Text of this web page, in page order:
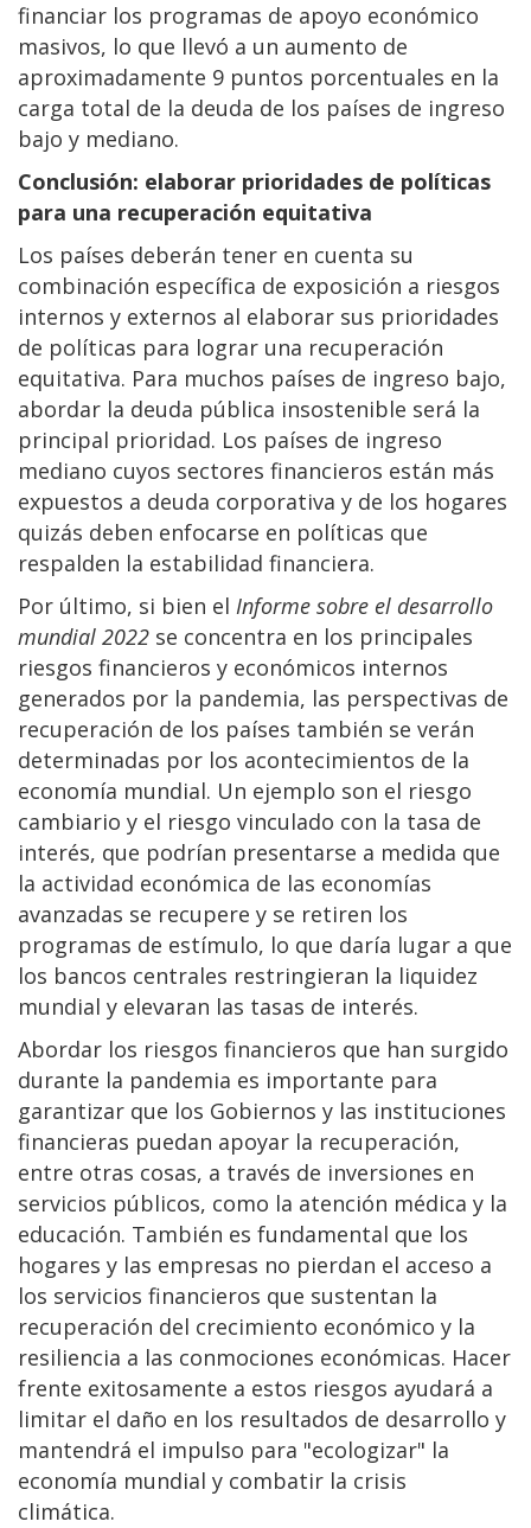
financiar los programas de apoyo económico
masivos, lo que llevó a un aumento de
aproximadamente 9 puntos porcentuales en la
carga total de la deuda de los países de ingreso
bajo y mediano.
Conclusión: elaborar prioridades de políticas
para una recuperación equitativa
Los países deberán tener en cuenta su
combinación específica de exposición a riesgos
internos y externos al elaborar sus prioridades
de políticas para lograr una recuperación
equitativa. Para muchos países de ingreso bajo,
abordar la deuda pública insostenible será la
principal prioridad. Los países de ingreso
mediano cuyos sectores financieros están más
expuestos a deuda corporativa y de los hogares
quizás deben enfocarse en políticas que
respalden la estabilidad financiera.
Por último, si bien el Informe sobre el desarrollo
mundial 2022 se concentra en los principales
riesgos financieros y económicos internos
generados por la pandemia, las perspectivas de
recuperación de los países también se verán
determinadas por los acontecimientos de la
economía mundial. Un ejemplo son el riesgo
cambiario y el riesgo vinculado con la tasa de
interés, que podrían presentarse a medida que
la actividad económica de las economías
avanzadas se recupere y se retiren los
programas de estímulo, lo que daría lugar a que
los bancos centrales restringieran la liquidez
mundial y elevaran las tasas de interés.
Abordar los riesgos financieros que han surgido
durante la pandemia es importante para
garantizar que los Gobiernos y las instituciones
financieras puedan apoyar la recuperación,
entre otras cosas, a través de inversiones en
servicios públicos, como la atención médica y la
educación. También es fundamental que los
hogares y las empresas no pierdan el acceso a
los servicios financieros que sustentan la
recuperación del crecimiento económico y la
resiliencia a las conmociones económicas. Hacer
frente exitosamente a estos riesgos ayudará a
limitar el daño en los resultados de desarrollo y
mantendrá el impulso para "ecologizar" la
economía mundial y combatir la crisis
climática.